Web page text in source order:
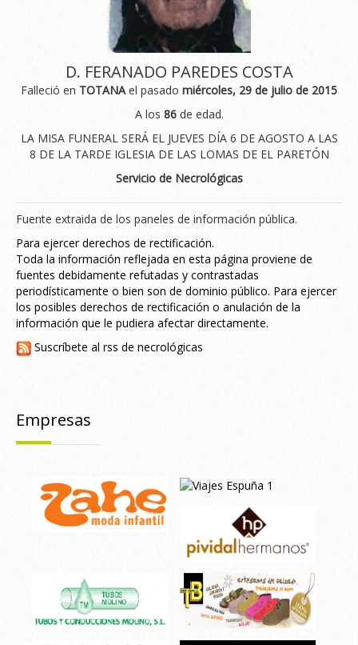
D. FERANADO PAREDES COSTA
Falleció en TOTANAel pasado miércoles, 29 de julio de 2015
A los 86de edad.
LA MISA FUNERAL SERÁ EL JUEVES DÍA 6 DE AGOSTO A LAS
8 DE LA TARDE IGLESIA DE LAS LOMAS DE EL PARETÓN
Servicio de Necrológicas
Fuente extraida de los paneles de información pública.
Para ejercer derechos de rectificación.
Toda la información reflejada en esta página proviene de
fuentes debidamente refutadas y contrastadas
periodísticamente o bien son de dominio público. Para ejercer
los posibles derechos de rectificación o anulación de la
información que le pudiera afectar directamente.
Suscríbete al rss de necrológicas
Empresas